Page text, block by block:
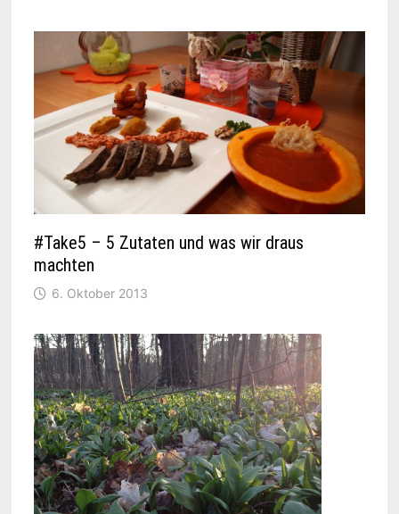
#Take5 – 5 Zutaten und was wir draus
machten
6. Oktober 2013